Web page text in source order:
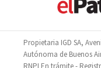
Propietaria IGD SA,
Autónoma de Buenos